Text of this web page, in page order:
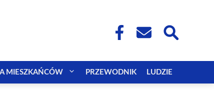
MIESZKAŃCÓW PRZEWODNIK LUDZIE